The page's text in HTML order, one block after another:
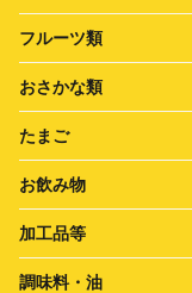
フルーツ類
おさかな類
たまご
お飲み物
加工品等
調味料・油